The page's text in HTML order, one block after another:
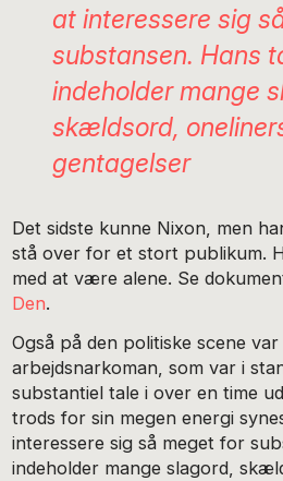
at interessere sig
substansen. Hans
indeholder mange
skældsord,
gentagelser
Det sidste kunne Nixon, men
stå over for et stort publikum.
med at være alene. Se
Den.
Også på den politiske scene
arbejdsnarkoman, som var i
substantiel tale i over en time
trods for sin megen energi
interessere sig så meget for
indeholder mange slagord,